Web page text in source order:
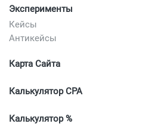
Эксперименты
Кейсы
Антикейсы
Карта Сайта
Калькулятор CPA
Калькулятор %